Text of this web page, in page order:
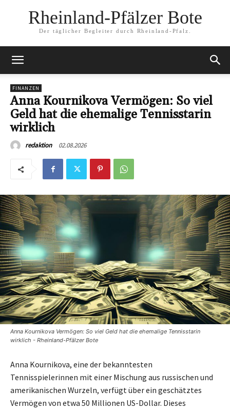
Rheinland-Pfälzer Bote
Der täglicher Begleiter durch Rheinland-Pfalz.
FINANZEN
Anna Kournikova Vermögen: So viel
Geld hat die ehemalige Tennisstarin
wirklich
redaktion 02.08.2026
Anna Kournikova Vermögen: So viel Geld hat die ehemalige Tennisstarin
wirklich - Rheinland-Pfälzer Bote
Anna Kournikova, eine der bekanntesten
Tennisspielerinnen mit einer Mischung aus russischen und
amerikanischen Wurzeln, verfügt über ein geschätztes
Vermögen von etwa 50 Millionen US-Dollar. Dieses